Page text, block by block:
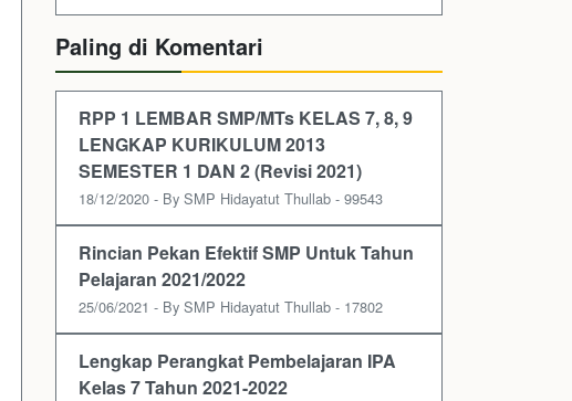
Paling di Komentari
RPP 1 LEMBAR SMP/MTs KELAS 7, 8, 9
LENGKAP KURIKULUM 2013
SEMESTER 1 DAN 2 (Revisi 2021)
18/12/2020 - By SMP Hidayatut Thullab - 99543
Rincian Pekan Efektif SMP Untuk Tahun
Pelajaran 2021/2022
25/06/2021 - By SMP Hidayatut Thullab - 17802
Lengkap Perangkat Pembelajaran IPA
Kelas 7 Tahun 2021-2022